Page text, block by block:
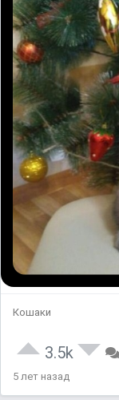
Кошаки
3.5k
5 лет назад